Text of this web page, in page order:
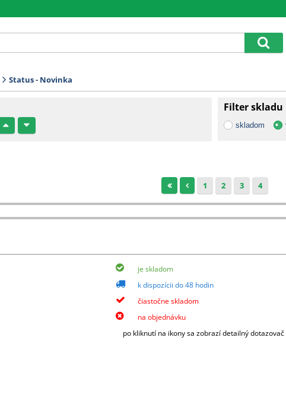
Status - Novinka
Filter skladu
skladom
1 2 3 4
je skladom
k dispozícii do 48 hodin
čiastočne skladom
na objednávku
po kliknutí na ikony sa zobrazí detailný